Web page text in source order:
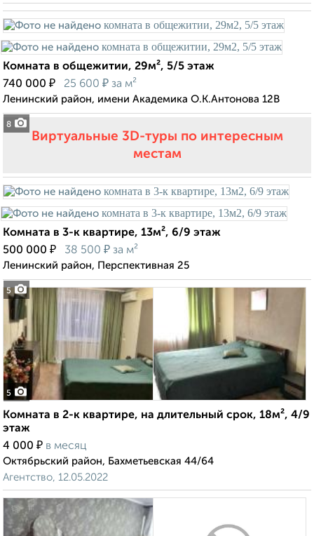
8
Комната в общежитии, 29м², 5/5 этаж
740 000 ₽ 25 600 ₽ за м²
Ленинский район, имени Академика О.К.Антонова 12В
Виртуальные 3D-туры по интересным
местам
5
Комната в 3-к квартире, 13м², 6/9 этаж
500 000 ₽ 38 500 ₽ за м²
Ленинский район, Перспективная 25
5
Комната в 2-к квартире, на длительный срок, 18м², 4/9
этаж
4 000 ₽ в месяц
Октябрьский район, Бахметьевская 44/64
Агентство, 12.05.2022